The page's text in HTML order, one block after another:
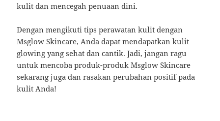
kulit dan mencegah penuaan dini.
Dengan mengikuti tips perawatan kulit dengan
Msglow Skincare, Anda dapat mendapatkan kulit
glowing yang sehat dan cantik. Jadi, jangan ragu
untuk mencoba produk-produk Msglow Skincare
sekarang juga dan rasakan perubahan positif pada
kulit Anda!